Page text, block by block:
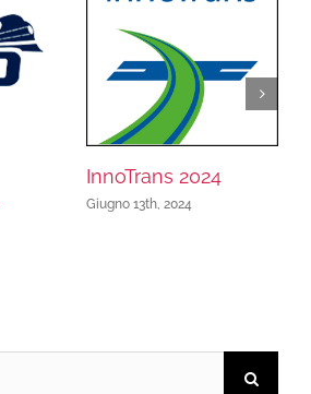
InnoTrans 2024
Giugno 13th, 2024